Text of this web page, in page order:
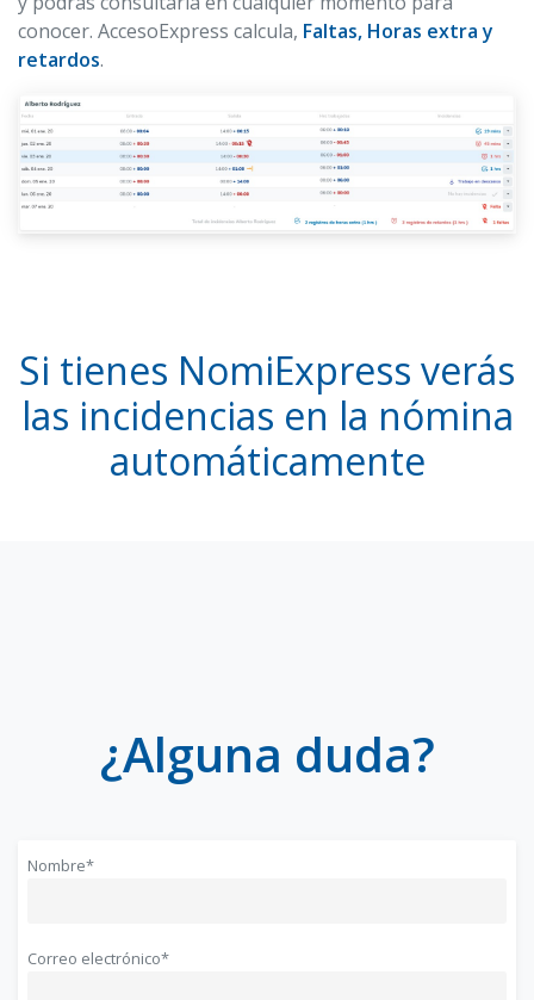
conocer. AccesoExpress calcula, Faltas, Horas extra y
retardos.
Si tienes NomiExpress verás
las incidencias en la nómina
automáticamente
¿Alguna duda?
Nombre*
Correo electrónico*